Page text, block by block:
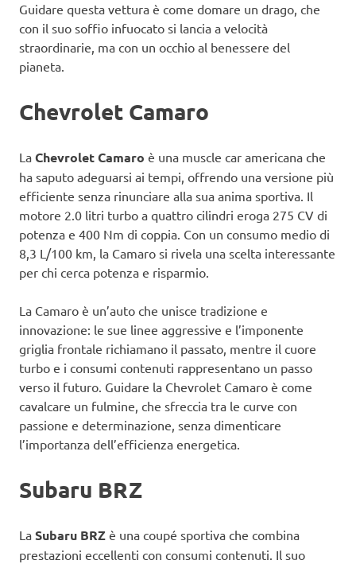
Guidare questa vettura è come domare un drago, che
con il suo soffio infuocato si lancia a velocità
straordinarie, ma con un occhio al benessere del
pianeta.
Chevrolet Camaro
La Chevrolet Camaro è una muscle car americana che
ha saputo adeguarsi ai tempi, offrendo una versione più
efficiente senza rinunciare alla sua anima sportiva. Il
motore 2.0 litri turbo a quattro cilindri eroga 275 CV di
potenza e 400 Nm di coppia. Con un consumo medio di
8,3 L/100 km, la Camaro si rivela una scelta interessante
per chi cerca potenza e risparmio.
La Camaro è un’auto che unisce tradizione e
innovazione: le sue linee aggressive e l’imponente
griglia frontale richiamano il passato, mentre il cuore
turbo e i consumi contenuti rappresentano un passo
verso il futuro. Guidare la Chevrolet Camaro è come
cavalcare un fulmine, che sfreccia tra le curve con
passione e determinazione, senza dimenticare
l’importanza dell’efficienza energetica.
Subaru BRZ
La Subaru BRZ è una coupé sportiva che combina
prestazioni eccellenti con consumi contenuti. Il suo